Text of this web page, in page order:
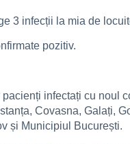
3 infecții la mia de
pozitiv.
infectați cu noul
Covasna, Galați,
și Municipiul București.